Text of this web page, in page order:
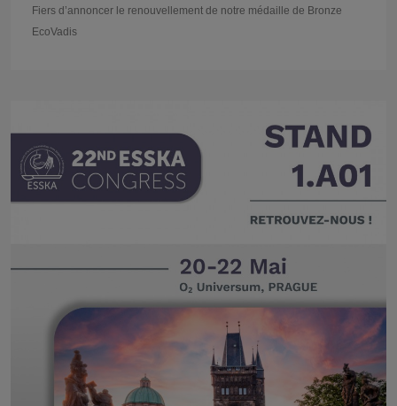
Fiers d’annoncer le renouvellement de notre médaille de Bronze
EcoVadis